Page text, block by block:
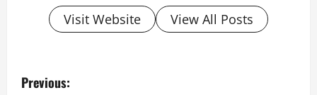
Visit Website View All Posts
P
Previous: